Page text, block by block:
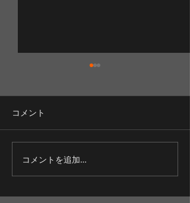
コメント
コメントを追加…